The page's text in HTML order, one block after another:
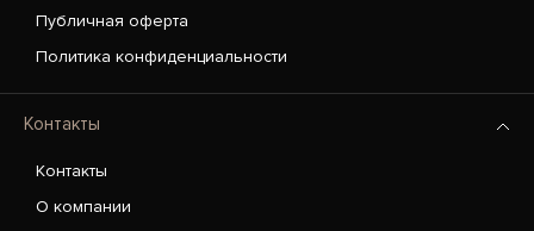
Публичная оферта
Политика конфиденциальности
Контакты
Контакты
О компании